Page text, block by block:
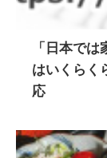
「日本で
はいくらく
応